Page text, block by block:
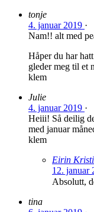
tonje
4. januar 2019 ·
Nam!! alt med
Håper du har
gleder meg til et
klem
Julie
4. januar 2019 ·
Heiii! Så deilig
med januar
klem
Eirin
12. januar
Absolutt,
tina